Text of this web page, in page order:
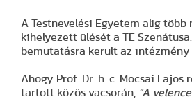
A Testnevelési Egyetem alig
kihelyezett ülését a TE
bemutatásra került az intézmény
Ahogy Prof. Dr. h. c. Mocsai
tartott közös vacsorán, "A